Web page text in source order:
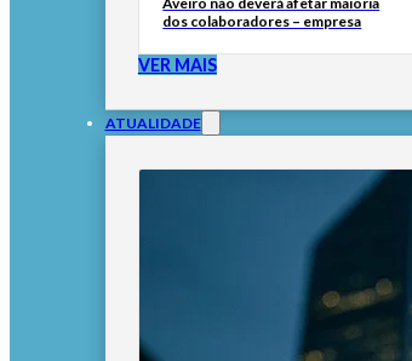
dos colaboradores – empresa
VER MAIS
ATUALIDADE